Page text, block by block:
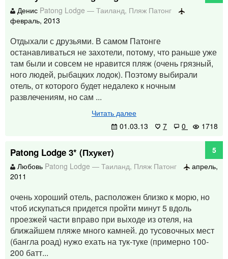
Денис Patong Lodge — Таиланд, Пляж Патонг
февраль, 2013
Отдыхали с друзьями. В самом Патонге
останавливаться не захотели, потому, что раньше уже
там были и совсем не нравится пляж (очень грязный,
ного людей, рыбацких лодок). Поэтому выбирали
отель, от которого будет недалеко к ночным
развлечениям, но сам ...
Читать далее
01.03.13
7 0 1718
Patong Lodge 3* (Пхукет)
5
Любовь Patong Lodge — Таиланд, Пляж Патонг
апрель,
2011
очень хороший отель, расположен близко к морю, но
чтоб искупаться придется пройти минут 5 вдоль
проезжей части вправо при выходе из отеля, на
ближайшем пляже много камней. до тусовочных мест
(бангла роад) нужо ехать на тук-туке (примерно 100-
200 батт...